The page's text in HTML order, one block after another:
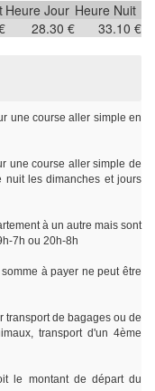
Heure Jour Heure Nuit
28.30 € 33.10 €
une course aller simple en
une course aller simple de
les dimanches et jours
à un autre mais sont
7h ou 20h-8h
à payer ne peut être
transport de bagages ou de
transport d'un 4ème
le montant de départ du